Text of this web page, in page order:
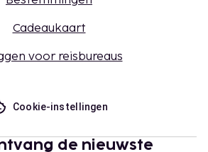
Cadeaukaart
voor reisbureaus
Cookie-instellingen
de nieuwste